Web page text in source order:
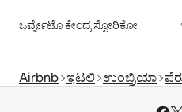
ಒರ್ವ್ಯೇಟೊ ಕೇಂದ್ರ ಸ್ಟೋರಿಕೋ
Airbnb ಇಟಲಿ ಉಂಬ್ರಿಯಾ